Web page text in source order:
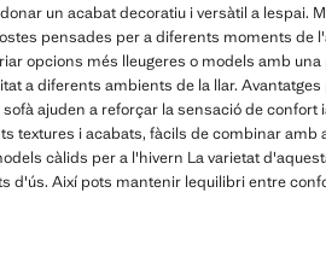
un acabat decoratiu i versàtil a lespai.
pensades per a diferents moments de
opcions més lleugeres o models amb
a diferents ambients de la llar.
ajuden a reforçar la sensació de confort
textures i acabats, fàcils de combinar amb
càlids per a l'hivern La varietat
Així pots mantenir lequilibri entre